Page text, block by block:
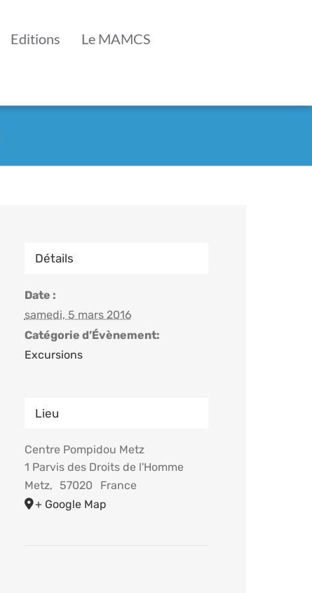
Editions
Le MAMCS
Détails
Date :
samedi, 5 mars 2016
Catégorie d’Évènement:
Excursions
Lieu
Centre Pompidou Metz
1 Parvis des Droits de l'Homme
Metz, 57020
France
+ Google Map